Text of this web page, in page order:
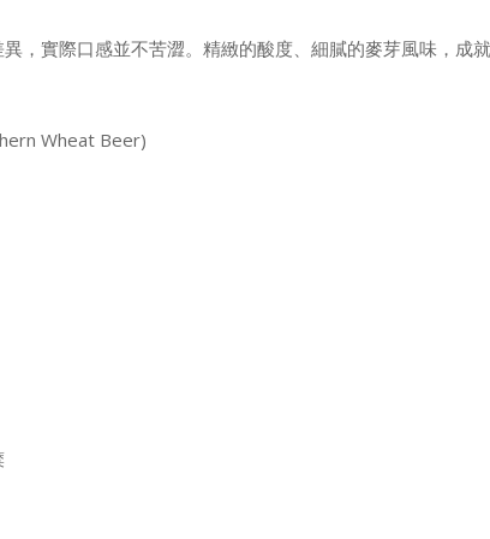
，實際口感並不苦澀。精緻的酸度、細膩的麥芽風味，成就
Wheat Beer)